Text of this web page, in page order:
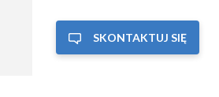
SKONTAKTUJ SIĘ